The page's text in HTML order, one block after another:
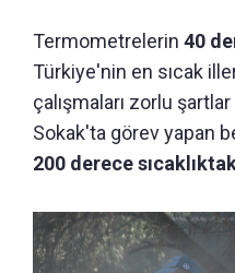
Termometrelerin 40
Türkiye'nin en sıcak
çalışmaları zorlu
Sokak'ta görev yapan
200 derece